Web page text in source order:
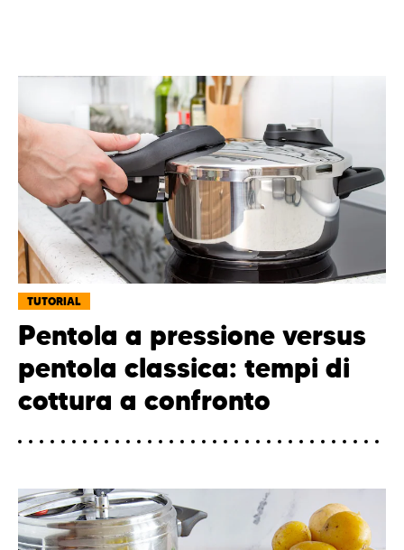
TUTORIAL
Pentola a pressione versus
pentola classica: tempi di
cottura a confronto